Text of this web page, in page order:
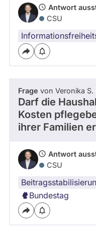
Mandaten
werden
nicht
Antwort
CSU
Frage von Veronika S.
Darf die
Kosten
ihrer Familien
Antwort
CSU
Bundestag